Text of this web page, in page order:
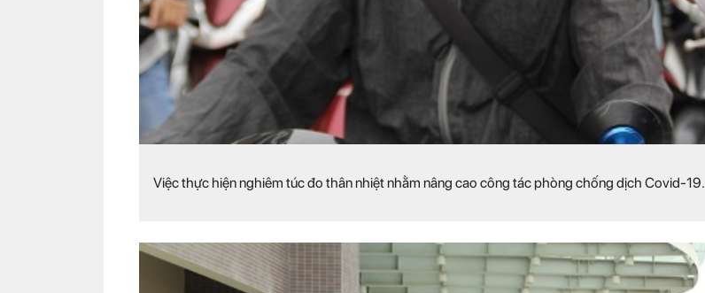
Việc thực hiện nghiêm túc đo thân nhiệt nhằm nâng cao công tác phòng chống dịch Covid-19.